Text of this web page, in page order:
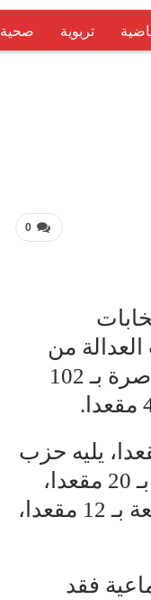
تربوية صحية
0
من
الحصول على 125 مقعدا، متبوعا بحزب الأصالة والمعاصرة بـ 102
الوطني للأحرار فقد حل رابعا بـ 37 مقعدا، يليه حزب
الحركة الشعبية بـ 27 مقعدا، فحزب الاتحاد الاشتراكي بـ 20 مقعدا،
في حين حل حزب التقدم والاشتراكية في الرتبة السابعة بـ 12 مقعدا،
فقد